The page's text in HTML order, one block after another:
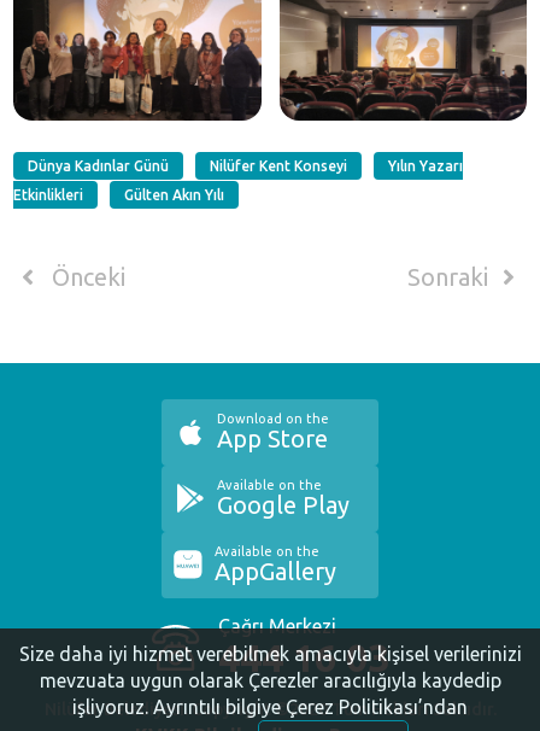
Dünya Kadınlar Günü Nilüfer Kent Konseyi
Yılın Yazarı
Etkinlikleri
Gülten Akın Yılı
Önceki Sonraki
Çağrı Merkezi
444 16 03
Nilüfer Belediyesi. Copyright ©2020 Tüm Hakları Saklıdır.
Download on the
App Store
Available on the
Google Play
Available on the
AppGallery
Size daha iyi hizmet verebilmek amacıyla kişisel verilerinizi
mevzuata uygun olarak Çerezler aracılığıyla kaydedip
işliyoruz. Ayrıntılı bilgiye Çerez Politikası’ndan